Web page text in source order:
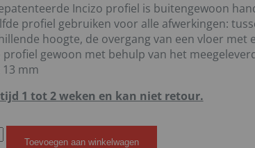
Incizo profiel is buitengewoon
profiel gebruiken voor alle afwerkingen:
hoogte, de overgang van een vloer
profiel gewoon met behulp van het
13 mm
1 tot 2 weken en kan niet retour.
Toevoegen aan winkelwagen